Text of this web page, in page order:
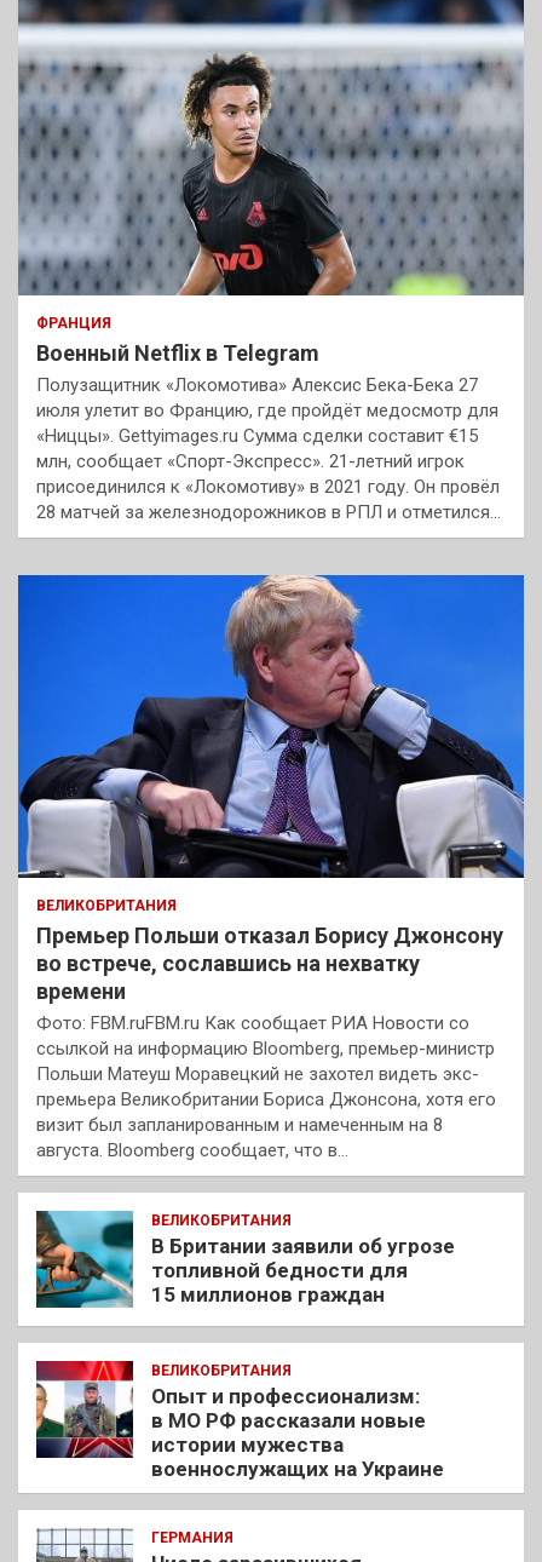
ФРАНЦИЯ
Военный Netflix в Telegram
Полузащитник «Локомотива» Алексис Бека-Бека 27
июля улетит во Францию, где пройдёт медосмотр для
«Ниццы». Gettyimages.ru Сумма сделки составит €15
млн, сообщает «Спорт-Экспресс». 21-летний игрок
присоединился к «Локомотиву» в 2021 году. Он провёл
28 матчей за железнодорожников в РПЛ и отметился…
ВЕЛИКОБРИТАНИЯ
Премьер Польши отказал Борису Джонсону
во встрече, сославшись на нехватку
времени
Фото: FBM.ruFBM.ru Как сообщает РИА Новости со
ссылкой на информацию Bloomberg, премьер-министр
Польши Матеуш Моравецкий не захотел видеть экс-
премьера Великобритании Бориса Джонсона, хотя его
визит был запланированным и намеченным на 8
августа. Bloomberg сообщает, что в…
ВЕЛИКОБРИТАНИЯ
В Британии заявили об угрозе
топливной бедности для
15 миллионов граждан
ВЕЛИКОБРИТАНИЯ
Опыт и профессионализм:
в МО РФ рассказали новые
истории мужества
военнослужащих на Украине
ГЕРМАНИЯ